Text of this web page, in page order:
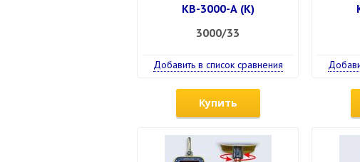
КВ-3000-А (К)
3000/33
Добавить в список сравнения
Купить